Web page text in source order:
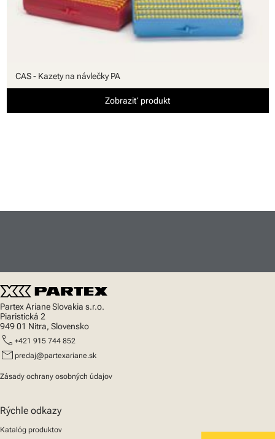
CAS - Kazety na návlečky PA
Zobraziť produkt
Partex Ariane Slovakia s.r.o.
Piaristická 2
949 01 Nitra, Slovensko
call +421 915 744 852
mail predaj@partexariane.sk
Zásady ochrany osobných údajov
Rýchle odkazy
Katalóg produktov